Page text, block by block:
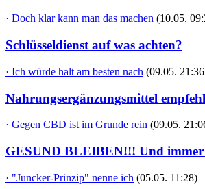
· Doch klar kann man das machen (10.05.
Schlüsseldienst auf was achten?
· Ich würde halt am besten nach (09.05.
Nahrungsergänzungsmittel
· Gegen CBD ist im Grunde rein (09.05.
GESUND BLEIBEN!!! Und
· "Juncker-Prinzip" nenne ich (05.05. 11:28)